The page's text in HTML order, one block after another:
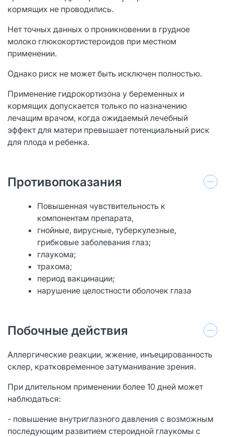
кормящих не проводились.
Нет точных данных о проникновении в грудное
молоко глюкокортистероидов при местном
применении.
Однако риск не может быть исключен полностью.
Применение гидрокортизона у беременных и
кормящих допускается только по назначению
лечащим врачом, когда ожидаемый лечебный
эффект для матери превышает потенциальный риск
для плода и ребенка.
Противопоказания
Повышенная чувствительность к
компонентам препарата,
гнойные, вирусные, туберкулезные,
грибковые заболевания глаз;
глаукома;
трахома;
период вакцинации;
нарушение целостности оболочек глаза
Побочные действия
Аллергические реакции, жжение, инъецированность
склер, кратковременное затуманивание зрения.
При длительном применении более 10 дней может
наблюдаться:
- повышение внутриглазного давления с возможным
последующим развитием стероидной глаукомы с